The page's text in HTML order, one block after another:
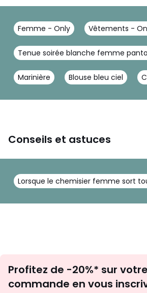
Femme - Only Vêtements -
Tenue soirée blanche femme
Marinière Blouse bleu ciel
Conseils et astuces
Lorsque le chemisier femme sort
Profitez de -20%* sur
commande en vous